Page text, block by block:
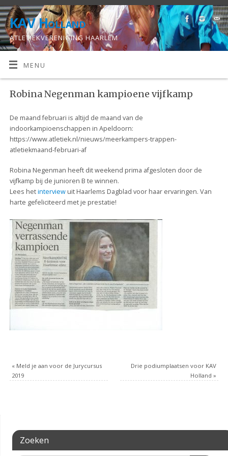
KAV Holland
ATLETIEKVERENIGING HAARLEM
MENU
Robina Negenman kampioene vijfkamp
De maand februari is altijd de maand van de
indoorkampioenschappen in Apeldoorn:
https://www.atletiek.nl/nieuws/meerkampers-trappen-
atletiekmaand-februari-af
Robina Negenman heeft dit weekend prima afgesloten door de
vijfkamp bij de junioren B te winnen.
Lees hetinterviewuit Haarlems Dagblad voor haar ervaringen. Van
harte gefeliciteerd met je prestatie!
«Meld je aan voor de Jurycursus
2019
Drie podiumplaatsen voor KAV
Holland»
Zoeken